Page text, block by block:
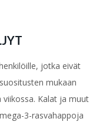
jotka eivät
mukaan
viikossa. Kalat ja muut
3-rasvahappoja